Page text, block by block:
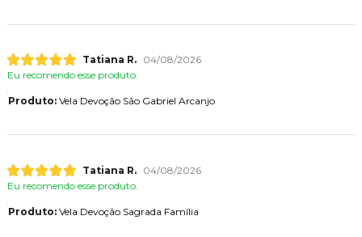
Tatiana R.
04/08/2026
Eu recomendo esse produto.
Produto:Vela Devoção São Gabriel Arcanjo
Tatiana R.
04/08/2026
Eu recomendo esse produto.
Produto:Vela Devoção Sagrada Família